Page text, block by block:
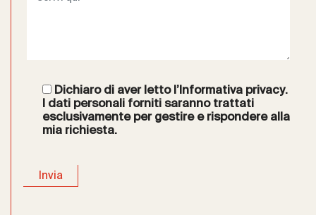
Dichiaro di aver letto l’Informativa privacy.
I dati personali forniti saranno trattati
esclusivamente per gestire e rispondere alla
mia richiesta.